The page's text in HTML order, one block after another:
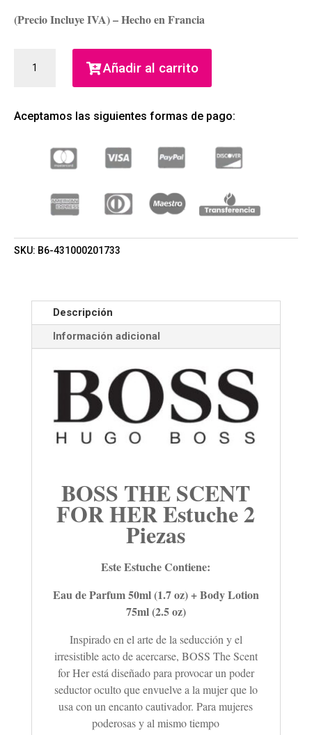
(Precio Incluye IVA) – Hecho en Francia
HER
50ML+BODY
(MUJER)
Añadir al carrito
Aceptamos las siguientes formas de pago:
SKU: B6-431000201733
Descripción
Información adicional
BOSS THE SCENT
FOR HER Estuche 2
Piezas
Este Estuche Contiene:
Eau de Parfum 50ml (1.7 oz) + Body Lotion
75ml (2.5 oz)
Inspirado en el arte de la seducción y el
irresistible acto de acercarse, BOSS The Scent
for Her está diseñado para provocar un poder
seductor oculto que envuelve a la mujer que lo
usa con un encanto cautivador. Para mujeres
poderosas y al mismo tiempo